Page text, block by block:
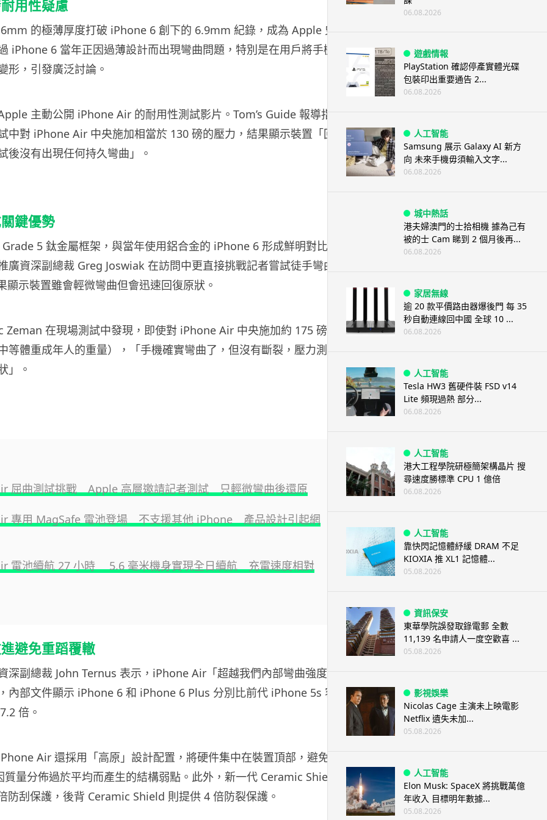
用性疑慮
的極薄厚度打破 iPhone 6 創下的 6.9mm 紀錄，成為 Apple 史
iPhone 6 當年正因過薄設計而出現彎曲問題，特別是在用戶將手機
形，引發廣泛討論。
主動公開 iPhone Air 的耐用性測試影片。Tom’s Guide 報導指
中對 iPhone Air 中央施加相當於 130 磅的壓力，結果顯示裝置「回
後沒有出現任何持久彎曲」。
鍵優勢
5 鈦金屬框架，與當年使用鋁合金的 iPhone 6 形成鮮明對比。
廣資深副總裁 Greg Joswiak 在訪問中更直接挑戰記者嘗試徒手彎曲
示裝置雖會輕微彎曲但會迅速回復原狀。
Zeman 在現場測試中發現，即使對 iPhone Air 中央施加約 175 磅壓
等體重成年人的重量），「手機確實彎曲了，但沒有斷裂，壓力測試
」。
屈曲測試挑戰 Apple 高層邀請記者測試 只輕微彎曲後還原
專用 MagSafe 電池登場 不支援其他 iPhone 產品設計引起網
電池續航 27 小時 5.6 毫米機身實現全日續航 充電速度相對
避免重蹈覆轍
深副總裁 John Ternus 表示，iPhone Air「超越我們內部彎曲強度指
內部文件顯示 iPhone 6 和 iPhone 6 Plus 分別比前代 iPhone 5s 容
倍。
Air 還採用「高原」設計配置，將硬件集中在裝置頂部，避免了
量分佈過於平均而產生的結構弱點。此外，新一代 Ceramic Shield
防刮保護，後背 Ceramic Shield 則提供 4 倍防裂保護。
06.08.2026
遊戲情報
PlayStation 確認停產實體光碟
包裝印出重要通告 2...
06.08.2026
人工智能
Samsung 展示 Galaxy AI 新方
向 未來手機毋須輸入文字...
06.08.2026
城中熱話
港夫婦澳門的士拾相機 據為己有
被的士 Cam 睇到 2 個月後再...
06.08.2026
家居無線
逾 20 款平價路由器爆後門 每 35
秒自動連線回中國 全球 10 ...
06.08.2026
人工智能
Tesla HW3 舊硬件裝 FSD v14
Lite 頻現過熱 部分...
06.08.2026
人工智能
港大工程學院研極簡架構晶片 搜
尋速度勝標準 CPU 1 億倍
06.08.2026
人工智能
靠快閃記憶體紓緩 DRAM 不足
KIOXIA 推 XL1 記憶體...
05.08.2026
資訊保安
東華學院誤發取錄電郵 全數
11,139 名申請人一度空歡喜 ...
05.08.2026
影視娛樂
Nicolas Cage 主演未上映電影
Netflix 遺失未加...
05.08.2026
人工智能
Elon Musk: SpaceX 將挑戰萬億
年收入 目標明年數據...
05.08.2026